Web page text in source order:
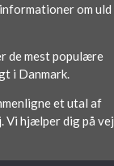
om uld
de mest populære
i Danmark.
et utal af
Vi hjælper dig på